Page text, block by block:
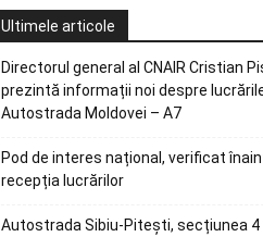
Ultimele articole
Directorul general al CNAIR Cristian
prezintă informații noi despre
Autostrada Moldovei – A7
Pod de interes național, verificat
recepția lucrărilor
Autostrada Sibiu-Pitești, secțiunea 4